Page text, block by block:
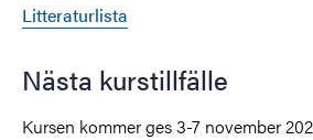
Litteraturlista
Nästa kurstillfälle
Kursen kommer ges 3-7 november